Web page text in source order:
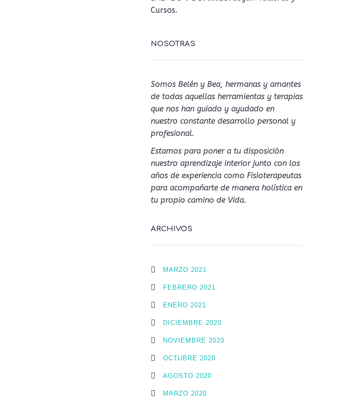
Cursos.
NOSOTRAS
Somos Belén y Bea, hermanas y amantes
de todas aquellas herramientas y terapias
que nos han guiado y ayudado en
nuestro constante desarrollo personal y
profesional.
Estamos para poner a tu disposición
nuestro aprendizaje interior junto con los
años de experiencia como Fisioterapeutas
para acompañarte de manera holística en
tu propio camino de Vida.
ARCHIVOS
MARZO 2021
FEBRERO 2021
ENERO 2021
DICIEMBRE 2020
NOVIEMBRE 2020
OCTUBRE 2020
AGOSTO 2020
MARZO 2020